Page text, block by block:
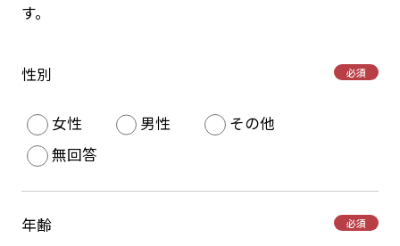
す。
性別 必須
女性 男性
その他
無回答
年齢 必須